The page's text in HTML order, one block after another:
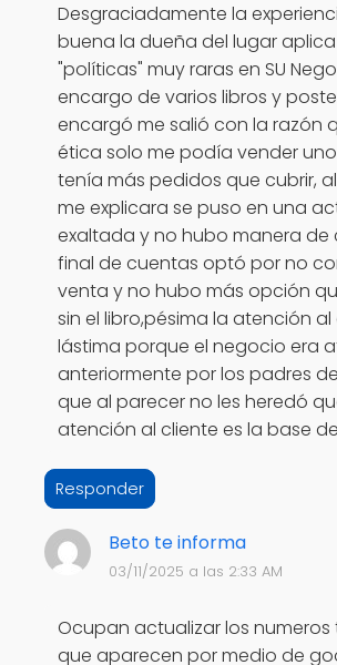
Desgraciadamente la
buena la dueña del lugar
"políticas" muy raras en SU
encargo de varios libros y
encargó me salió con la razón
ética solo me podía vender
tenía más pedidos que cubrir,
me explicara se puso en una
exaltada y no hubo manera de
final de cuentas optó por no
venta y no hubo más opción
sin el libro,pésima la atención al
lástima porque el negocio era
anteriormente por los padres
que al parecer no les heredó
atención al cliente es la base
Responder
Beto te informa
03/11/2025 a las 2:33 AM
Ocupan actualizar los
que aparecen por medio de